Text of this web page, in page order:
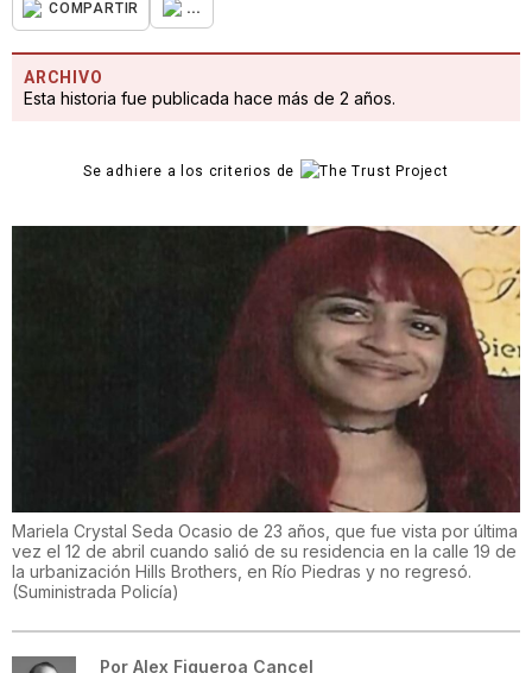
COMPARTIR ...
ARCHIVO
Esta historia fue publicada hace más de 2 años.
Se adhiere a los criterios de
Mariela Crystal Seda Ocasio de 23 años, que fue vista por última
vez el 12 de abril cuando salió de su residencia en la calle 19 de
la urbanización Hills Brothers, en Río Piedras y no regresó.
(Suministrada Policía)
Por Alex Figueroa Cancel